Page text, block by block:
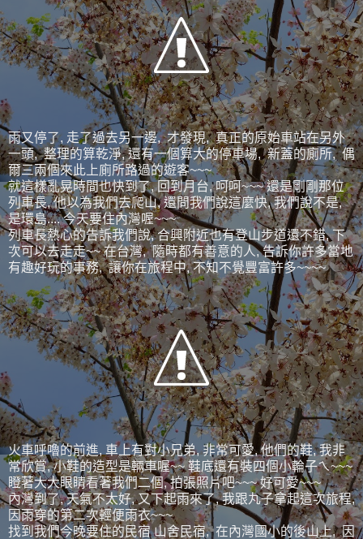
雨又停了, 走了過去另一邊, 才發現, 真正的原始車站在另外
一頭, 整理的算乾淨, 還有一個算大的停車場, 新蓋的廁所, 偶
爾三兩個來此上廁所路過的遊客~~~
就這樣亂晃時間也快到了, 回到月台, 呵呵~~~ 還是剛剛那位
列車長, 他以為我們去爬山, 還問我們說這麼快, 我們說不是,
是環島.... 今天要住內灣喔~~~
列車長熱心的告訴我們說, 合興附近也有登山步道還不錯, 下
次可以去走走~~ 在台灣, 隨時都有善意的人, 告訴你許多當地
有趣好玩的事務, 讓你在旅程中, 不知不覺豐富許多~~~~
火車呼嚕的前進, 車上有對小兄弟, 非常可愛, 他們的鞋, 我非
常欣賞, 小鞋的造型是輛車喔~~ 鞋底還有裝四個小輪子ㄟ~~~
瞪著大大眼睛看著我們二個, 拍張照片吧~~~ 好可愛~~~
內灣到了, 天氣不太好, 又下起雨來了, 我跟丸子拿起這次旅程,
因雨穿的第二次輕便雨衣~~~
找到我們今晚要住的民宿 山舍民宿, 在內灣國小的後山上, 因